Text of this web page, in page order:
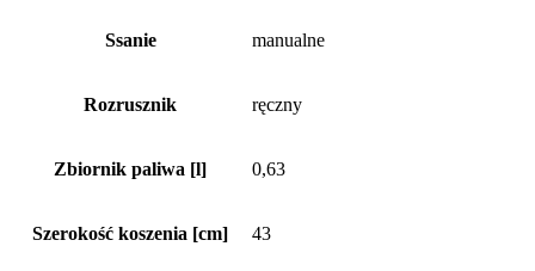
Ssanie manualne
Rozrusznik ręczny
Zbiornik paliwa [l] 0,63
Szerokość koszenia [cm] 43